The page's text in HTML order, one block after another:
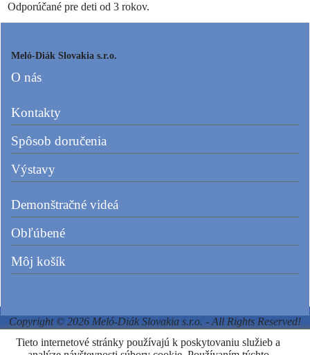
Odporúčané pre deti od 3 rokov.
Meló-Diák Slovakia s.r.o.
O nás
Kontakty
Spôsob doručenia
Výstavy
Demonštračné videá
Obľúbené
Môj košík
Copyright © 2026 Meló-Diák Slovakia s.r.o. - All Rights Reserved!
Tieto internetové stránky používajú k poskytovaniu služieb a